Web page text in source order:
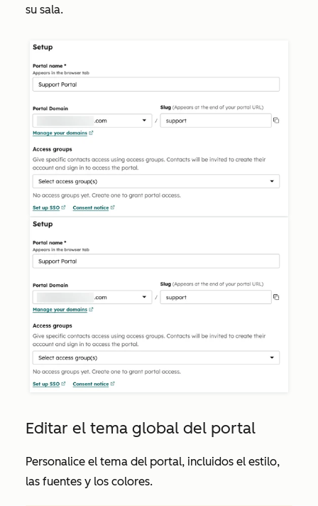
su sala.
Editar el tema global del portal
Personalice el tema del portal, incluidos el estilo,
las fuentes y los colores.